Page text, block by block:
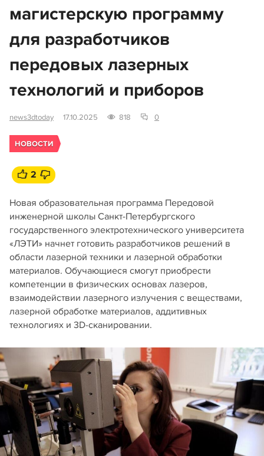
магистерскую программу
для разработчиков
передовых лазерных
технологий и приборов
news3dtoday 17.10.2025 818 0
НОВОСТИ
2
Новая образовательная программа Передовой
инженерной школы Санкт-Петербургского
государственного электротехнического университета
«ЛЭТИ» начнет готовить разработчиков решений в
области лазерной техники и лазерной обработки
материалов. Обучающиеся смогут приобрести
компетенции в физических основах лазеров,
взаимодействии лазерного излучения с веществами,
лазерной обработке материалов, аддитивных
технологиях и 3D-сканировании.